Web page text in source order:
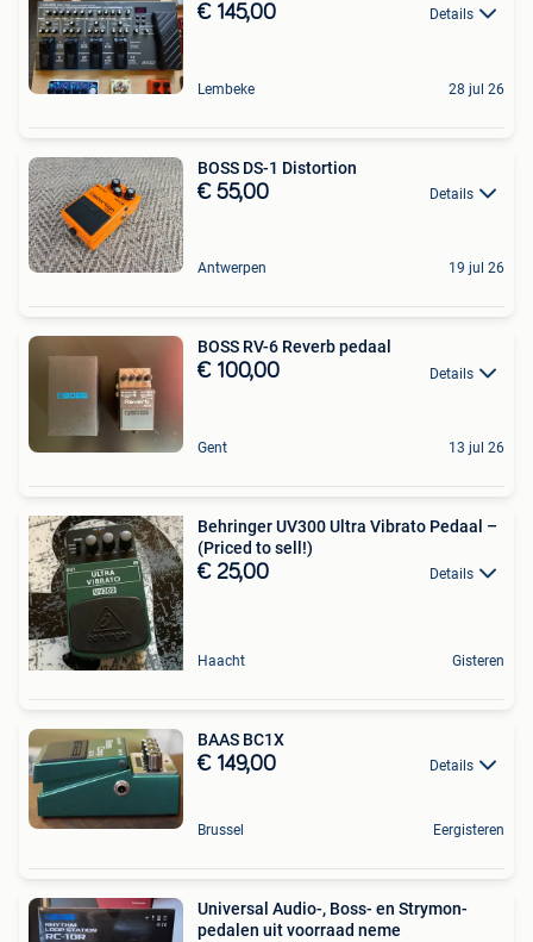
€ 145,00 Details
Lembeke 28 jul 26
BOSS DS-1 Distortion
€ 55,00 Details
Antwerpen 19 jul 26
BOSS RV-6 Reverb pedaal
€ 100,00 Details
Gent 13 jul 26
Behringer UV300 Ultra Vibrato Pedaal –
(Priced to sell!)
€ 25,00 Details
Haacht Gisteren
BAAS BC1X
€ 149,00 Details
Brussel Eergisteren
Universal Audio-, Boss- en Strymon-
pedalen uit voorraad neme